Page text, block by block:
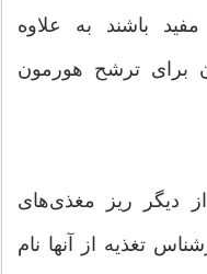
باشند به علاوه
برای ترشح هورمون
دیگر ریز مغذی‌های
تغذیه از آنها نام